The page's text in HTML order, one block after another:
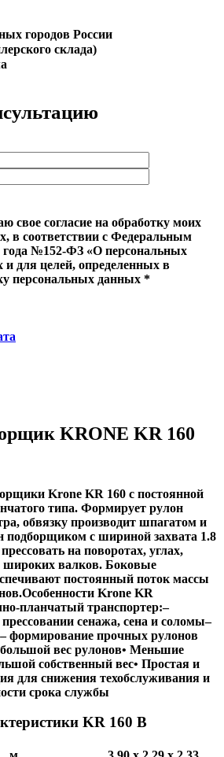
городов России
склада)
свое согласие на обработку моих
в соответствии с Федеральным
года №152-ФЗ «О персональных
и для целей, определенных в
персональных данных *
KRONE KR 160
Krone KR 160 с постоянной
типа. Формирует рулон
обвязку производит шпагатом и
подборщиком с шириной захвата 1.8
на поворотах, углах,
широких валков. Боковые
постоянный поток массы
Особенности Krone KR
планчатый транспортер:–
сенажа, сена и соломы–
формирование прочных рулонов
вес рулонов• Меньшие
собственный вес• Простая и
для снижения техобслуживания и
срока службы
KR 160 В